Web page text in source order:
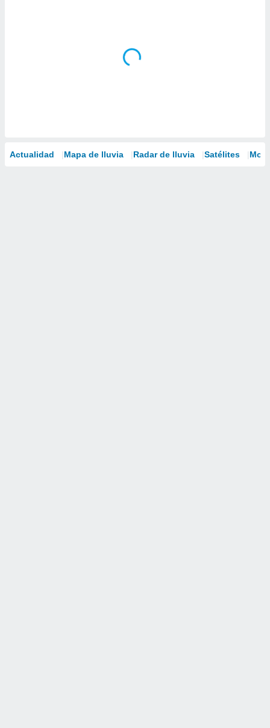
Actualidad Mapa de lluvia Radar de lluvia Satélites